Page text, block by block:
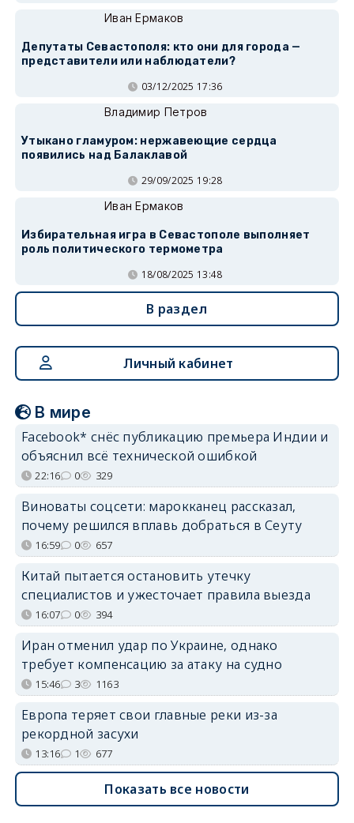
Иван Ермаков
Депутаты Севастополя: кто они для города —
представители или наблюдатели?
03/12/2025 17:36
Владимир Петров
Утыкано гламуром: нержавеющие сердца
появились над Балаклавой
29/09/2025 19:28
Иван Ермаков
Избирательная игра в Севастополе выполняет
роль политического термометра
18/08/2025 13:48
В раздел
Личный кабинет
В мире
Facebook* снёс публикацию премьера Индии и
объяснил всё технической ошибкой
22:16 0 329
Виноваты соцсети: марокканец рассказал,
почему решился вплавь добраться в Сеуту
16:59 0 657
Китай пытается остановить утечку
специалистов и ужесточает правила выезда
16:07 0 394
Иран отменил удар по Украине, однако
требует компенсацию за атаку на судно
15:46 3 1163
Европа теряет свои главные реки из-за
рекордной засухи
13:16 1 677
Показать все новости